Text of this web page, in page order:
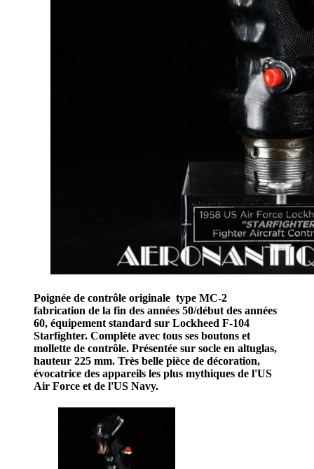
Poignée de contrôle originale type MC-2
fabrication de la fin des années 50/début des années
60, équipement standard sur Lockheed F-104
Starfighter. Complète avec tous ses boutons et
mollette de contrôle. Présentée sur socle en altuglas,
hauteur 225 mm. Très belle pièce de décoration,
évocatrice des appareils les plus mythiques de l'US
Air Force et de l'US Navy.